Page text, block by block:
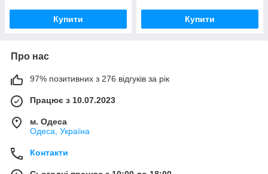
Купити Купити
Про нас
97% позитивних з 276 відгуків за рік
Працює з 10.07.2023
м. Одеса
Одеса, Україна
Контакти